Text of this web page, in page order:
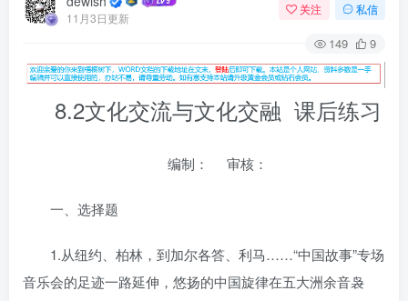
11月3日更新
关注 私信
149 9
8.2文化交流与文化交融 课后练习
编制： 审核：
一、选择题
1.从纽约、柏林，到加尔各答、利马……“中国故事”专场
音乐会的足迹一路延伸，悠扬的中国旋律在五大洲余音袅